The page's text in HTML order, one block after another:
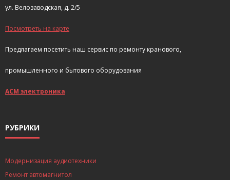
ул. Велозаводская, д. 2/5
Посмотреть на карте
Предлагаем посетить наш сервис по ремонту кранового,
промышленного и бытового оборудования
АСМ электроника
РУБРИКИ
Модернизация аудиотехники
Ремонт автомагнитол